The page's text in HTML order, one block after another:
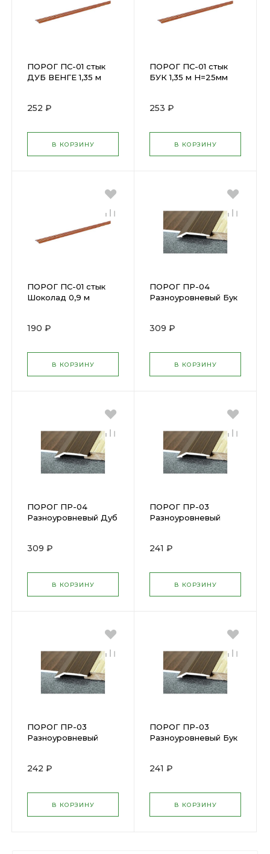
ПОРОГ ПС-01 стык
ДУБ ВЕНГЕ 1,35 м
252 ₽
В КОРЗИНУ
ПОРОГ ПС-01 стык
БУК 1,35 м Н=25мм
253 ₽
В КОРЗИНУ
ПОРОГ ПС-01 стык
Шоколад 0,9 м
190 ₽
В КОРЗИНУ
ПОРОГ ПР-04
Разноуровневый Бук
309 ₽
В КОРЗИНУ
ПОРОГ ПР-04
Разноуровневый Дуб
ПР04.900.082
309 ₽
В КОРЗИНУ
ПОРОГ ПР-03
Разноуровневый
241 ₽
В КОРЗИНУ
ПОРОГ ПР-03
Разноуровневый
242 ₽
В КОРЗИНУ
ПОРОГ ПР-03
Разноуровневый Бук
241 ₽
В КОРЗИНУ